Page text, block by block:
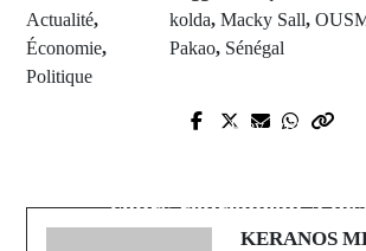
Actualité,
Économie,
Politique
kolda, Macky Sall,
Pakao, Sénégal
Prev Post
cours reprennent à
KERANOS